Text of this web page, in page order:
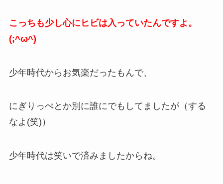
こっちも少し心にヒビは入っていたんですよ。
(;^ω^)
少年時代からお気楽だったもんで、
にぎりっぺとか別に誰にでもしてましたが（する
なよ(笑)）
少年時代は笑いで済みましたからね。